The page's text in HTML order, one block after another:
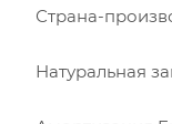
Страна-
Натуральная